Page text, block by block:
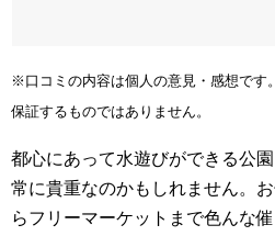
※口コミの内容は個人の意見・感想です
保証するものではありません。
都心にあって水遊びができる公
常に貴重なのかもしれません。
らフリーマーケットまで色んな